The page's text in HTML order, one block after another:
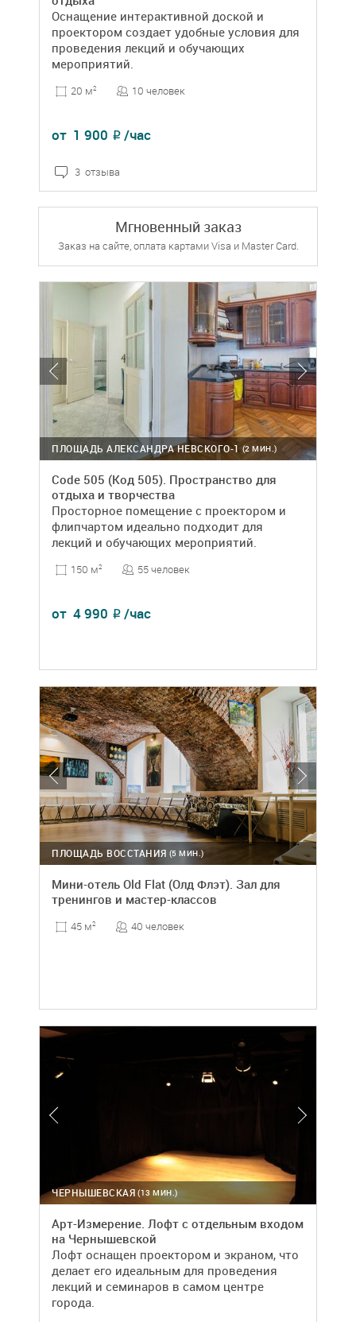
Оснащение интерактивной доской и
проектором создает удобные условия для
проведения лекций и обучающих
мероприятий.
20 м2 10 человек
от 1 900 ₽ /час
3 отзыва
Мгновенный заказ
Заказ на сайте, оплата картами Visa и Master Card.
(2 МИН.)
ПЛОЩАДЬ АЛЕКСАНДРА НЕВСКОГО-1
Code 505 (Код 505). Пространство для
отдыха и творчества
Просторное помещение с проектором и
флипчартом идеально подходит для
лекций и обучающих мероприятий.
150 м2 55 человек
от 4 990 ₽ /час
(5 МИН.)
ПЛОЩАДЬ ВОССТАНИЯ
Мини-отель Old Flat (Олд Флэт). Зал для
тренингов и мастер-классов
45 м2 40 человек
(13 МИН.)
ЧЕРНЫШЕВСКАЯ
Арт-Измерение. Лофт с отдельным входом
на Чернышевской
Лофт оснащен проектором и экраном, что
делает его идеальным для проведения
лекций и семинаров в самом центре
города.